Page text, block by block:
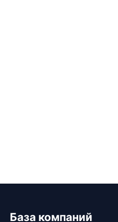
База компаний